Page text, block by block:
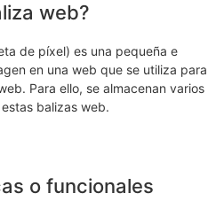
web?
de píxel) es una pequeña e
en una web que se utiliza para
Para ello, se almacenan varios
balizas web.
o funcionales